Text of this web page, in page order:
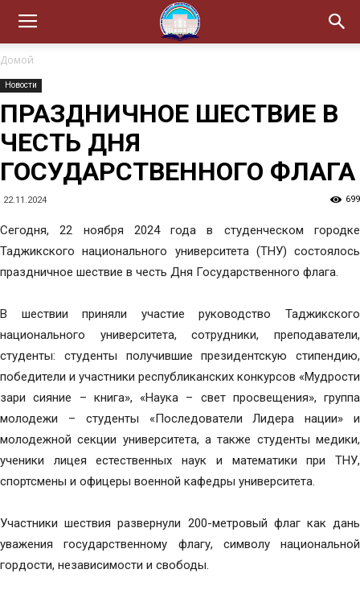
Домой
Новости
ПРАЗДНИЧНОЕ ШЕСТВИЕ В
ЧЕСТЬ ДНЯ
ГОСУДАРСТВЕННОГО ФЛАГА
22.11.2024 699
Сегодня, 22 ноября 2024 года в студенческом городке
Таджикского национального университета (ТНУ) состоялось
праздничное шествие в честь Дня Государственного флага.
В шествии приняли участие руководство Таджикского
национального университета, сотрудники, преподаватели,
студенты: студенты получившие президентскую стипендию,
победители и участники республиканских конкурсов «Мудрости
зари сияние – книга», «Наука – свет просвещения», группа
молодежи – студенты «Последователи Лидера нации» и
молодежной секции университета, а также студенты медики,
ученики лицея естественных наук и математики при ТНУ,
спортсмены и офицеры военной кафедры университета.
Участники шествия развернули 200-метровый флаг как дань
уважения государственному флагу, символу национальной
гордости, независимости и свободы.